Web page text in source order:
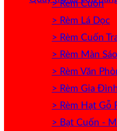
> Rèm Cuốn
> Rèm Lá Dọc
> Rèm Cuốn
> Rèm Màn
> Rèm Văn
> Rèm Gia
> Rèm Hạt Gỗ
> Bạt Cuốn -